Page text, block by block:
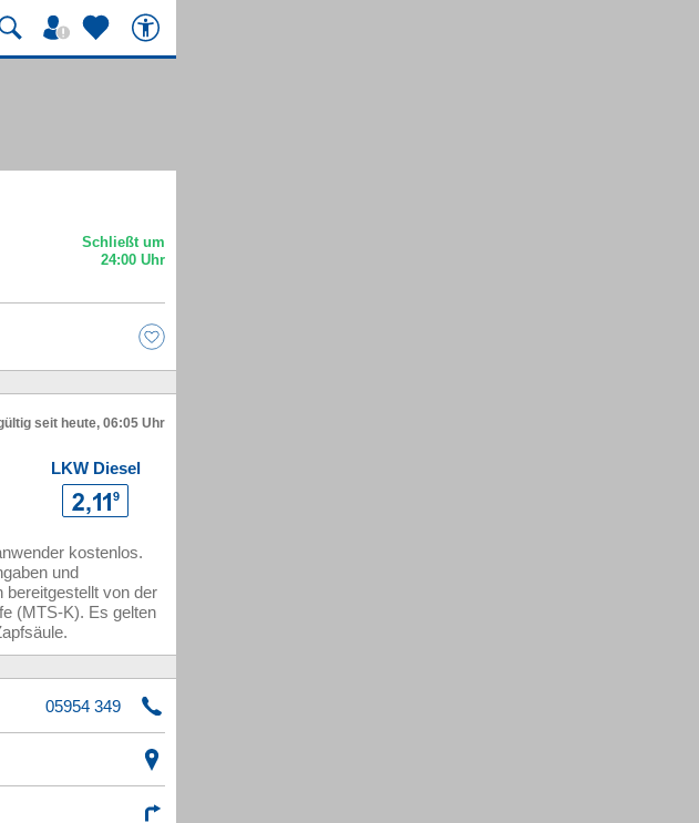
seit heute, 06:05 Uhr
LKW Diesel
kostenlos.
und
bereitgestellt von der
(MTS-K). Es gelten